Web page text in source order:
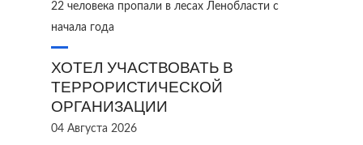
22 человека пропали в лесах Ленобласти с
начала года
ХОТЕЛ УЧАСТВОВАТЬ В
ТЕРРОРИСТИЧЕСКОЙ
ОРГАНИЗАЦИИ
04 Августа 2026